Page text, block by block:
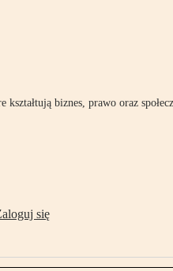
biznes, prawo oraz
się